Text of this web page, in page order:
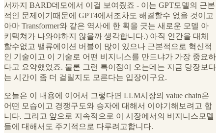
서까지 BARD데모에서 이걸 보여줬죠 - 이는 GPT모델의 근본
적인 문제이기때문에 GPT4에서조차도 해결할수 없을 것이고
아마 Transformer와 같은 역사에 한 획을 긋는 새로운 모델 아
키텍쳐가 나와야하지 않을까 생각합니다.) 아직 인간을 대체
할수없고 밸류에이션 버블이 많이 있으나 근본적으로 혁신적
인 기술이고 이 기술로 어떤 비지니스를 만드냐가 가장 중요하
다고 요약했었죠. 물론 그런 특이점이 오는데는 지금 당장보다
는 시간이 좀 더 걸릴지도 모른다는 입장이구요.
오늘은 이 내용에 이어서 그렇다면 LLM시장의 value chain은
어떤 모습이고 경쟁구도와 승자에 대해서 이야기해보려고 합
니다. 그리고 앞으로 지속적으로 이 시장에서의 비지니스모델
들에 대해서도 주기적으로 다루려고합니다.